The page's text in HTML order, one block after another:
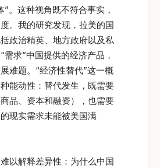
”。这种视角既不符合事实，
。我的研究发现，拉美的国
政治精英、地方政府以及私
求”中国提供的经济产品，
难题。“经济性替代”这一概
能动性：替代发生，既需要
品、资本和融资），也需要
现实需求未能被美国满
以解释差异性：为什么中国